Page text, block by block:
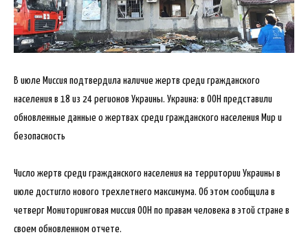
В июле Миссия подтвердила наличие жертв среди гражданского
населения в 18 из 24 регионов Украины. Украина: в ООН представили
обновленные данные о жертвах среди гражданского населения Мир и
безопасность
Число жертв среди гражданского населения на территории Украины в
июле достигло нового трехлетнего максимума. Об этом сообщила в
четверг Мониторинговая миссия ООН по правам человека в этой стране в
своем обновленном отчете.